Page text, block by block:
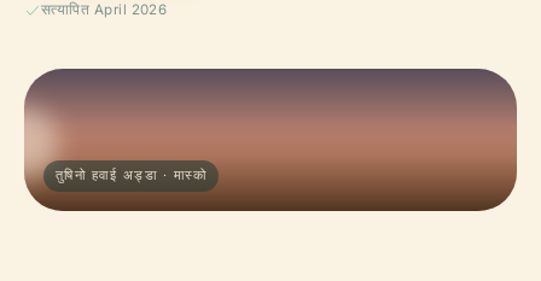
सत्यापित April 2026
तुषिनो हवाई अड्डा · मास्को